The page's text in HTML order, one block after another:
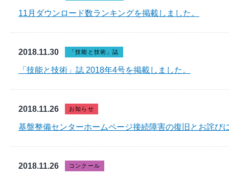
11月ダウンロード数ランキングを掲載しました。
2018.11.30 「技能と技術」誌
「技能と技術」誌 2018年4号を掲載しました。
2018.11.26 お知らせ
基盤整備センターホームページ接続障害の復旧とお詫び
2018.11.26 コンクール